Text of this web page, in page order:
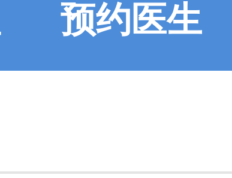
预约医生